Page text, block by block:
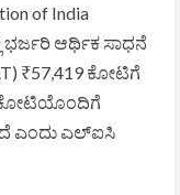
of India
ಭರ್ಜರಿ ಆರ್ಥಿಕ ಸಾಧನೆ
₹57,419 ಕೋಟಿಗೆ
ಕೋಟಿಯೊಂದಿಗೆ
ಎಂದು ಎಲ್‌ಐಸಿ